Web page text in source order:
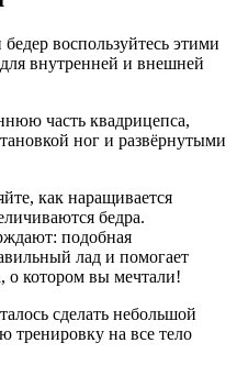
воспользуйтесь этими
внутренней и внешней
часть квадрицепса,
ног и развёрнутыми
как наращивается
бедра.
подобная
лад и помогает
о котором вы мечтали!
сделать небольшой
тренировку на все тело